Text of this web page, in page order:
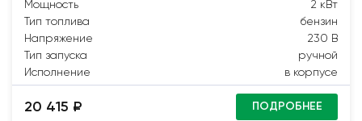
Мощность
2 кВт
Тип топлива
бензин
Напряжение
230 В
Тип запуска
ручной
Исполнение
в корпусе
20 415 ₽ ПОДРОБНЕЕ